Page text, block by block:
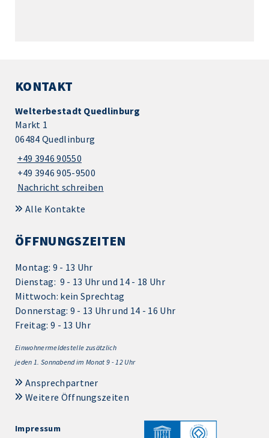
KONTAKT
Welterbestadt Quedlinburg
Markt 1
06484 Quedlinburg
+49 3946 90550
+49 3946 905-9500
Nachricht schreiben
Alle Kontakte
ÖFFNUNGSZEITEN
Montag: 9 - 13 Uhr
Dienstag: 9 - 13 Uhr und 14 - 18 Uhr
Mittwoch: kein Sprechtag
Donnerstag: 9 - 13 Uhr und 14 - 16 Uhr
Freitag: 9 - 13 Uhr
Einwohnermeldestelle zusätzlich
jeden 1. Sonnabend im Monat 9 - 12 Uhr
Ansprechpartner
Weitere Öffnungszeiten
Impressum